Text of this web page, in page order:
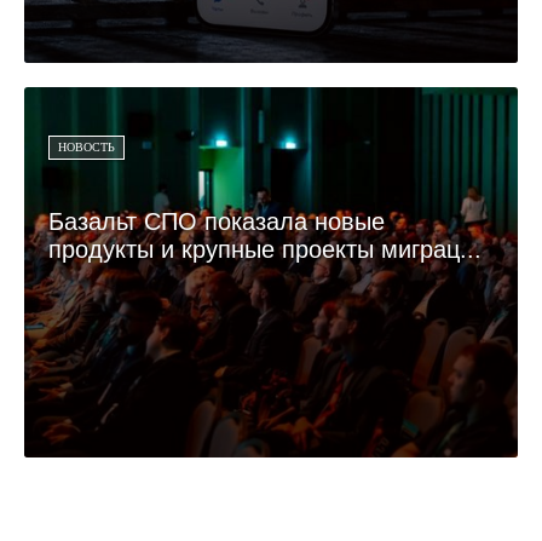
НОВОСТЬ
Базальт СПО показала новые
продукты и крупные проекты миграц...